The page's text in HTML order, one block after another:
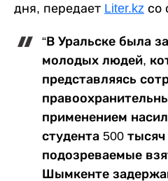
дня, передает Liter.kz со
“В Уральске была
молодых людей,
представляясь
применением
студента 500 тысяч
подозреваемые
Шымкенте